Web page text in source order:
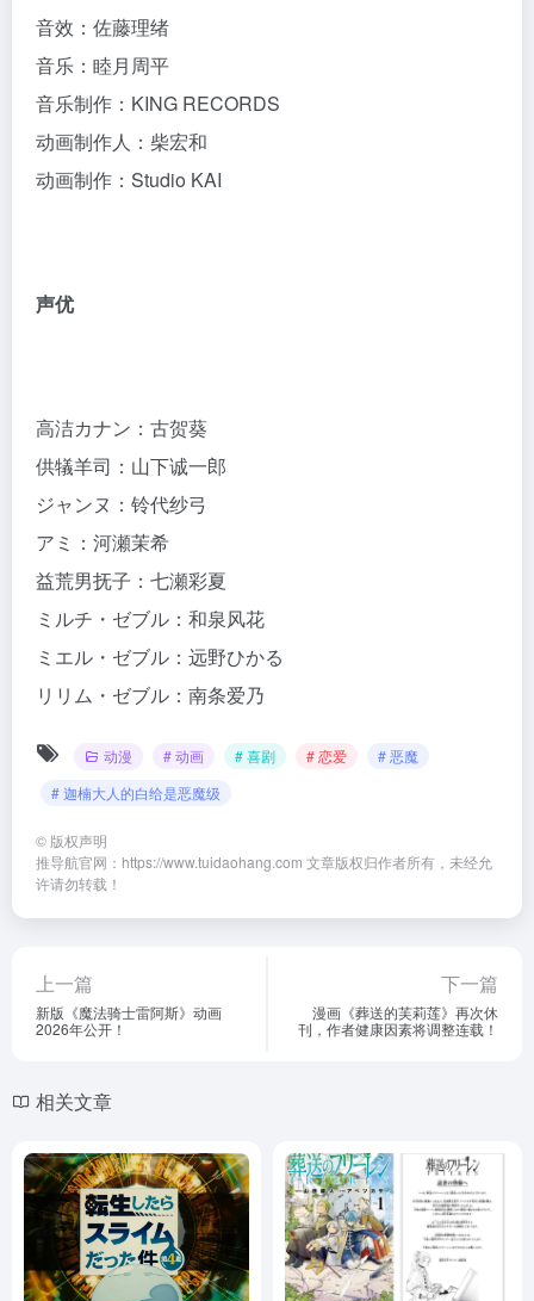
音效：佐藤理绪
音乐：睦月周平
音乐制作：KING RECORDS
动画制作人：柴宏和
动画制作：Studio KAI
声优
高洁カナン：古贺葵
供犠羊司：山下诚一郎
ジャンヌ：铃代纱弓
アミ：河瀬茉希
益荒男抚子：七瀬彩夏
ミルチ・ゼブル：和泉风花
ミエル・ゼブル：远野ひかる
リリム・ゼブル：南条爱乃
动漫 # 动画 # 喜剧 # 恋爱
# 恶魔
# 迦楠大人的白给是恶魔级
© 版权声明
推导航官网：https://www.tuidaohang.com 文章版权归作者所有，未经允
许请勿转载！
上一篇
新版《魔法骑士雷阿斯》动画
2026年公开！
下一篇
漫画《葬送的芙莉莲》再次休
刊，作者健康因素将调整连载！
相关文章